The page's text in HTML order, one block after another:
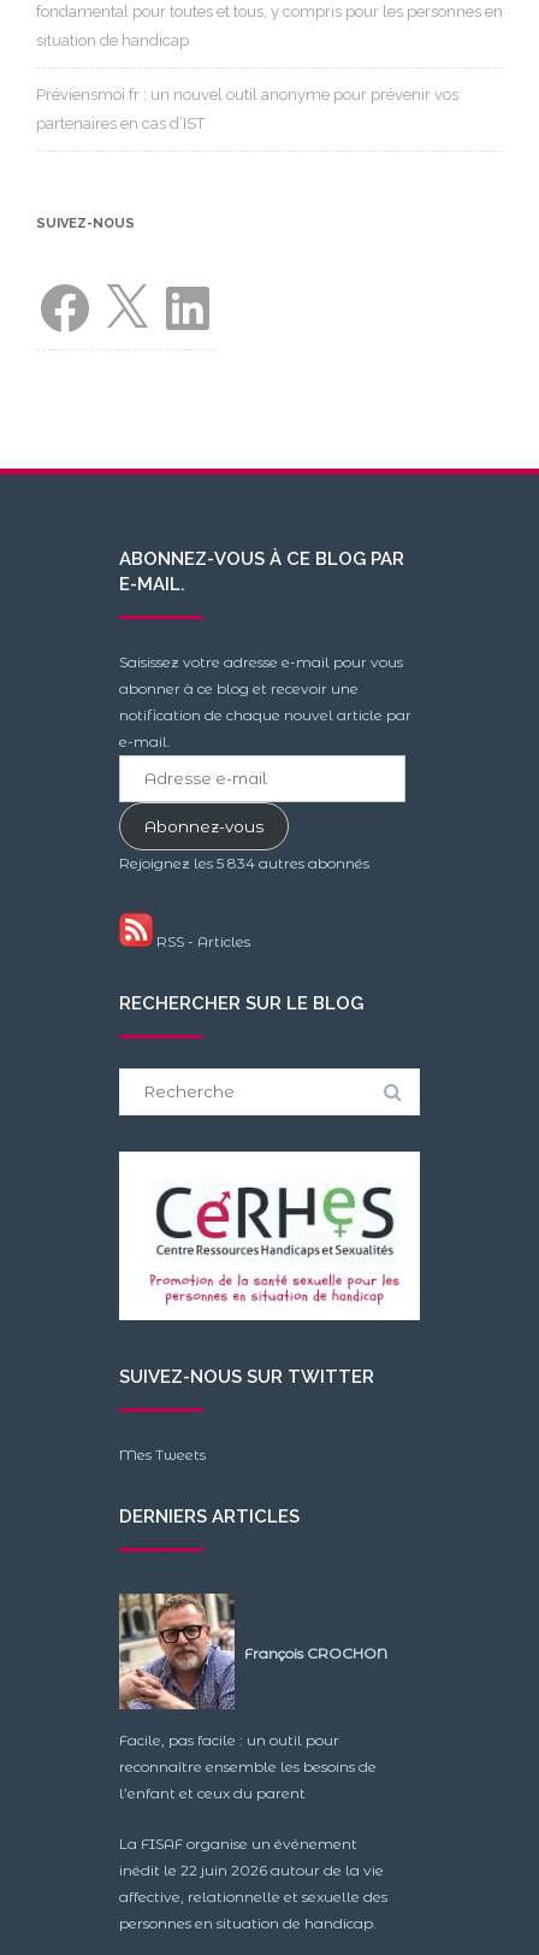
fondamental pour toutes et tous, y compris pour les personnes en
situation de handicap
Préviensmoi.fr : un nouvel outil anonyme pour prévenir vos
partenaires en cas d’IST
SUIVEZ-NOUS
Facebook LinkedIn
ABONNEZ-VOUS À CE BLOG PAR
E-MAIL.
Saisissez votre adresse e-mail pour vous
abonner à ce blog et recevoir une
notification de chaque nouvel article par
e-mail.
mailAbonnez-vous
Rejoignez les 5 834 autres abonnés
RSS - Articles
RECHERCHER SUR LE BLOG
SUIVEZ-NOUS SUR TWITTER
Mes Tweets
DERNIERS ARTICLES
François CROCHON
Facile, pas facile : un outil pour
reconnaître ensemble les besoins de
l’enfant et ceux du parent
La FISAF organise un événement
inédit le 22 juin 2026 autour de la vie
affective, relationnelle et sexuelle des
personnes en situation de handicap.